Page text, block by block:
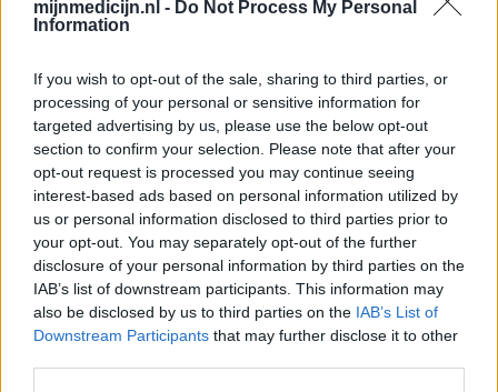
mijnmedicijn.nl - Do Not Process My Personal
Information
If you wish to opt-out of the sale, sharing to third parties, or
processing of your personal or sensitive information for
targeted advertising by us, please use the below opt-out
section to confirm your selection. Please note that after your
opt-out request is processed you may continue seeing
interest-based ads based on personal information utilized by
us or personal information disclosed to third parties prior to
your opt-out. You may separately opt-out of the further
disclosure of your personal information by third parties on the
IAB’s list of downstream participants. This information may
also be disclosed by us to third parties on the IAB’s List of
Downstream Participants that may further disclose it to other
Amoxicilline / Clavulaanzuur (486)
Roaccutane (480)
Acne
Dexamfetamine (446)
ADHD - psychostimulantia
Euthyrox (436)
Schildklier - hypothyroidie (traagwerkend)
De reviews op deze pagina zijn door de gebruikers
gegenereerd en vervolgens gelezen en aangepast alvorens
goedkeuring, om zo te voldoen aan onze standaarden wat betreft